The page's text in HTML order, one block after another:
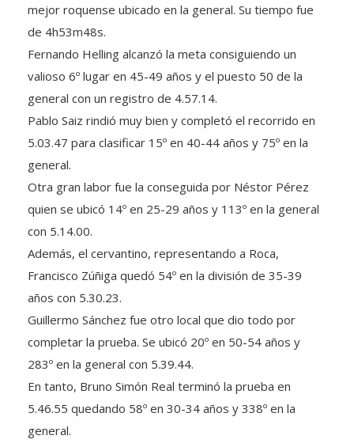
de 4h53m48s.
Fernando Helling alcanzó la meta consiguiendo un
valioso 6º lugar en 45-49 años y el puesto 50 de la
general con un registro de 4.57.14.
Pablo Saiz rindió muy bien y completó el recorrido en
5.03.47 para clasificar 15º en 40-44 años y 75º en la
general.
Otra gran labor fue la conseguida por Néstor Pérez
quien se ubicó 14º en 25-29 años y 113º en la general
con 5.14.00.
Además, el cervantino, representando a Roca,
Francisco Zúñiga quedó 54º en la división de 35-39
años con 5.30.23.
Guillermo Sánchez fue otro local que dio todo por
completar la prueba. Se ubicó 20º en 50-54 años y
283º en la general con 5.39.44.
En tanto, Bruno Simón Real terminó la prueba en
5.46.55 quedando 58º en 30-34 años y 338º en la
general.
Néstor Revelante finalizó 14º en 55-59 años y 603º en